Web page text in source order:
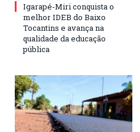
Igarapé-Miri conquista o
melhor IDEB do Baixo
Tocantins e avança na
qualidade da educação
pública